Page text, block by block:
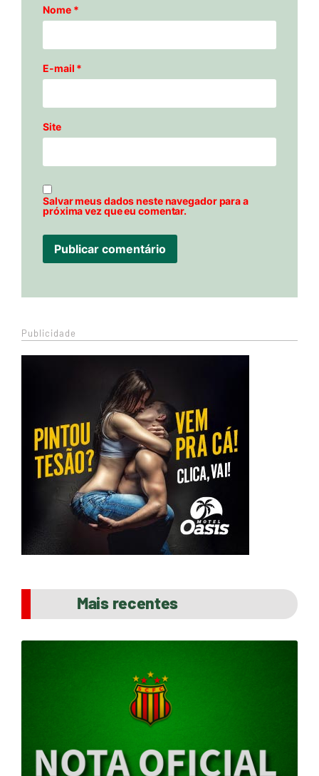
Nome *
E-mail *
Site
Salvar meus dados neste navegador para a
próxima vez que eu comentar.
Publicidade
Mais recentes